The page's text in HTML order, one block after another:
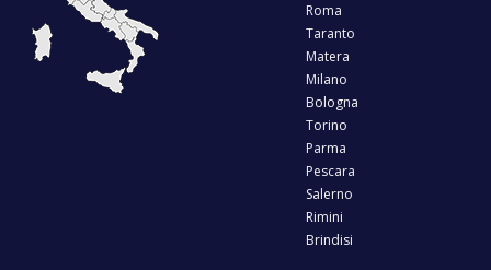
Roma
Taranto
Matera
Milano
Bologna
Torino
Parma
Pescara
Salerno
Rimini
Brindisi